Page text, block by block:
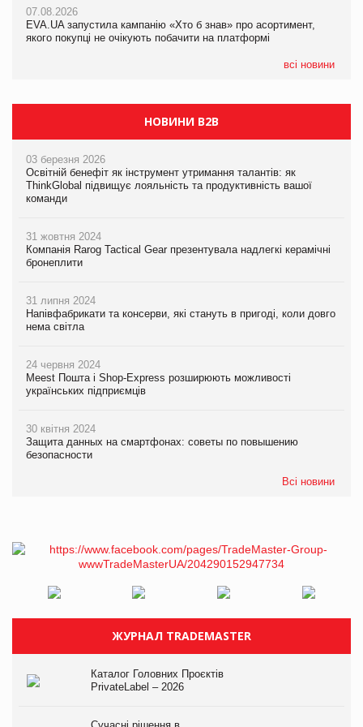
07.08.2026
EVA.UA запустила кампанію «Хто б знав» про асортимент,
якого покупці не очікують побачити на платформі
всі новини
05.08.2026
Мережа супермаркетів VARUS купує мережу магазинів
НОВИНИ B2B
03 березня 2026
Освітній бенефіт як інструмент утримання талантів: як
ThinkGlobal підвищує лояльність та продуктивність вашої
команди
31 жовтня 2024
Компанія Rarog Tactical Gear презентувала надлегкі керамічні
бронеплити
31 липня 2024
Напівфабрикати та консерви, які стануть в пригоді, коли довго
нема світла
24 червня 2024
Meest Пошта і Shop-Express розширюють можливості
українських підприємців
30 квітня 2024
Защита данных на смартфонах: советы по повышению
безопасности
Всі новини
ЖУРНАЛ TRADEMASTER
Каталог Головних Проєктів
PrivateLabel – 2026